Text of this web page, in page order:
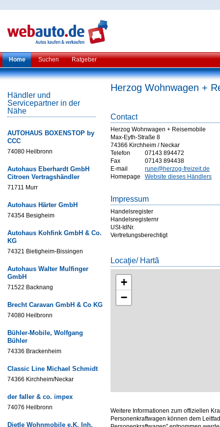
Home Suchen Ratgeber
Händler und
Servicepartner in der
Nähe
AUTOHAUS BOXENSTOP by
CCC
74080 Heilbronn
Autohaus Eberhardt GmbH
Citroen Vertragshändler
71711 Murr
Autohaus Härter GmbH
74354 Besigheim
Autohaus Kohfink GmbH & Co.
KG
74321 Bietigheim-Bissingen
Autohaus Walter Mulfinger
GmbH
71522 Backnang
Brecht Caravan GmbH & Co KG
74080 Heilbronn
Bühler-Mobile, Wolfgang
Bühler
74336 Brackenheim
Classic Line Michael Schmidt
74366 Kirchheim/Neckar
der faller & co. impex
74076 Heilbronn
Dietle Wohnmobile e.K. Inh.
Herzog Wohnwagen +
Contact
Herzog Wohnwagen + Reisemobile
Max-Eyth-Straße 8
74366 Kirchheim / Neckar
Telefon
07143 894472
Fax
07143 894438
E-mail
rune@herzog-freizeit.de
Homepage
Website dieses Händlers
Impressum
Handelsregister
Handelsregisternr
USt-IdNr.
Vertretungsberechtigt
Locaţie/ Hartã
+
−
Weitere Informationen zum offiziellen
Personenkraftwagen können dem